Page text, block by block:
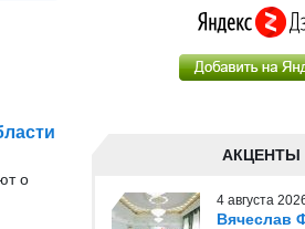
о
АКЦЕНТЫ
4 августа
Вячеслав